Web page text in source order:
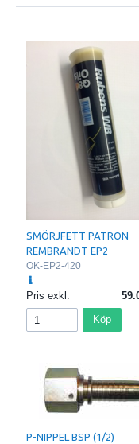
SMÖRJFETT PATRON
REMBRANDT EP2
OK-EP2-420
Pris exkl.
Köp
P-NIPPEL BSP (1/2)